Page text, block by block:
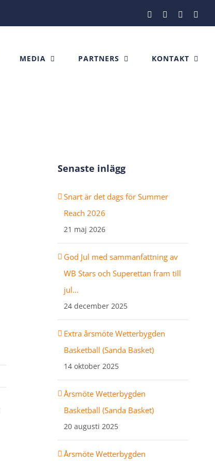
FacebookInstagram
MEDIA PARTNERS KONTAKT
Senaste inlägg
Snart är det dags för Summer
Reach 2026
21 maj 2026
God Jul med sammanfattning av
WB Stars och Superettan fram till
jul…
24 december 2025
Extra årsmöte Wetterbygden
Basketball (Sanda Basket)
14 oktober 2025
Årsmöte Wetterbygden
Basketball (Sanda Basket)
20 augusti 2025
Årsmöte Wetterbygden